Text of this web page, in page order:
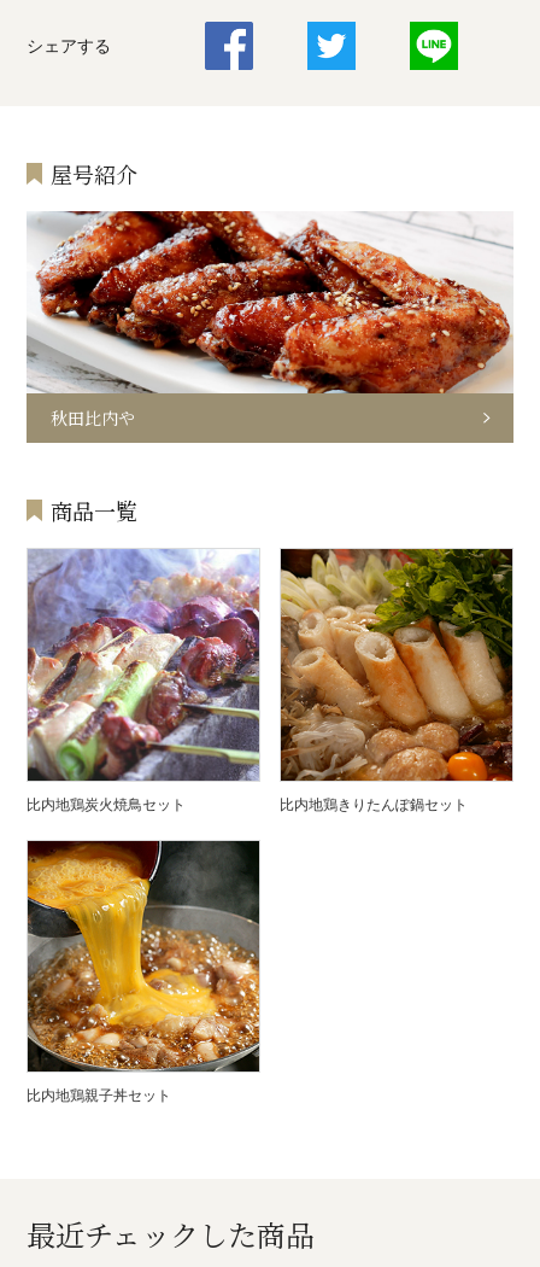
シェアする
屋号紹介
秋田比内や
商品一覧
比内地鶏炭火焼鳥セット 比内地鶏きりたんぽ鍋セット
比内地鶏親子丼セット
最近チェックした商品